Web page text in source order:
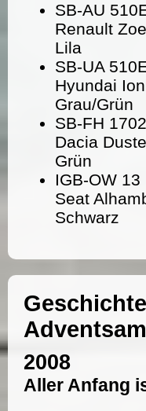
SB-AU
Renault Zoe
Lila
SB-UA
Hyundai
Grau/Grün
SB-FH 1702
Dacia
Grün
IGB-OW 13
Seat
Schwarz
2008
Aller Anfang